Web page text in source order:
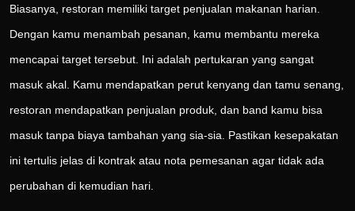
Biasanya, restoran memiliki target penjualan makanan harian.
Dengan kamu menambah pesanan, kamu membantu mereka
mencapai target tersebut. Ini adalah pertukaran yang sangat
masuk akal. Kamu mendapatkan perut kenyang dan tamu senang,
restoran mendapatkan penjualan produk, dan band kamu bisa
masuk tanpa biaya tambahan yang sia-sia. Pastikan kesepakatan
ini tertulis jelas di kontrak atau nota pemesanan agar tidak ada
perubahan di kemudian hari.